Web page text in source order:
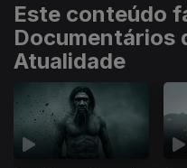
Este conteúdo
Documentários
Atualidade